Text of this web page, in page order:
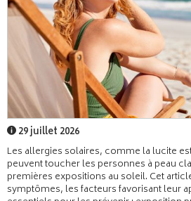
29 juillet 2026
Les allergies solaires, comme la lucite
peuvent toucher les personnes à peau
premières expositions au soleil. Cet
symptômes, les facteurs favorisant leur